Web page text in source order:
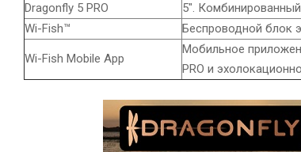
Dragonfly 5 PRO
5".
Wi-Fish™
Беспроводной блок
Wi-Fish Mobile App
Мобильное
PRO и